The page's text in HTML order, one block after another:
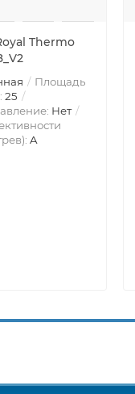
Thermo
Площадь
25
Нет
A